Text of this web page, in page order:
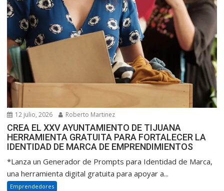
12 julio, 2026 Roberto Martinez
CREA EL XXV AYUNTAMIENTO DE TIJUANA
HERRAMIENTA GRATUITA PARA FORTALECER LA
IDENTIDAD DE MARCA DE EMPRENDIMIENTOS
*Lanza un Generador de Prompts para Identidad de Marca,
una herramienta digital gratuita para apoyar a...
Emprendedores